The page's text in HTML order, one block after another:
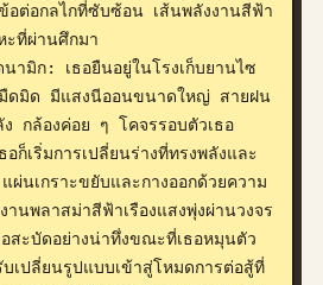
ข้อต่อกลไกที่ซับซ้อน เส้นพลังงานสีฟ้า
ะที่ผ่านศึกมา
ามิก: เธอยืนอยู่ในโรงเก็บยานไซ
มืดมิด มีแสงนีออนขนาดใหญ่ สายฝน
กล้องค่อย ๆ โคจรรอบตัวเธอ
ก็เริ่มการเปลี่ยนร่างที่ทรงพลังและ
นเกราะขยับและกางออกด้วยความ
นพลาสม่าสีฟ้าเรืองแสงพุ่งผ่านวงจร
สะบัดอย่างน่าทึ่งขณะที่เธอหมุนตัว
เปลี่ยนรูปแบบเข้าสู่โหมดการต่อสู้ที่